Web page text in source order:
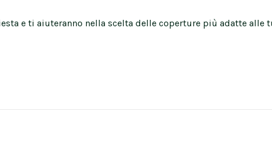
e ti aiuteranno nella scelta delle coperture più adatte alle